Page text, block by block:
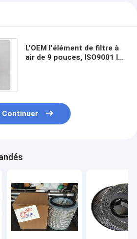
L'OEM l'élément de filtre à
air de 9 pouces, ISO9001 le
Continuer